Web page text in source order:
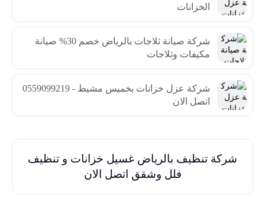
الخزانات
شركة صيانة ثلاجات بالرياض خصم 30% صيانة
مكيفات وثلاجات
شركة عزل خزانات بخميس مشيط - 0559099219
اتصل الان
شركة تنظيف بالرياض غسيل خزانات و تنظيف
فلل وشقق اتصل الان